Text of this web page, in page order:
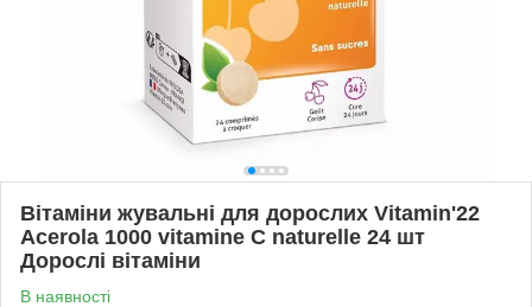
Вітаміни жувальні для дорослих Vitamin'22
Acerola 1000 vitamine C naturelle 24 шт
Дорослі вітаміни
В наявності